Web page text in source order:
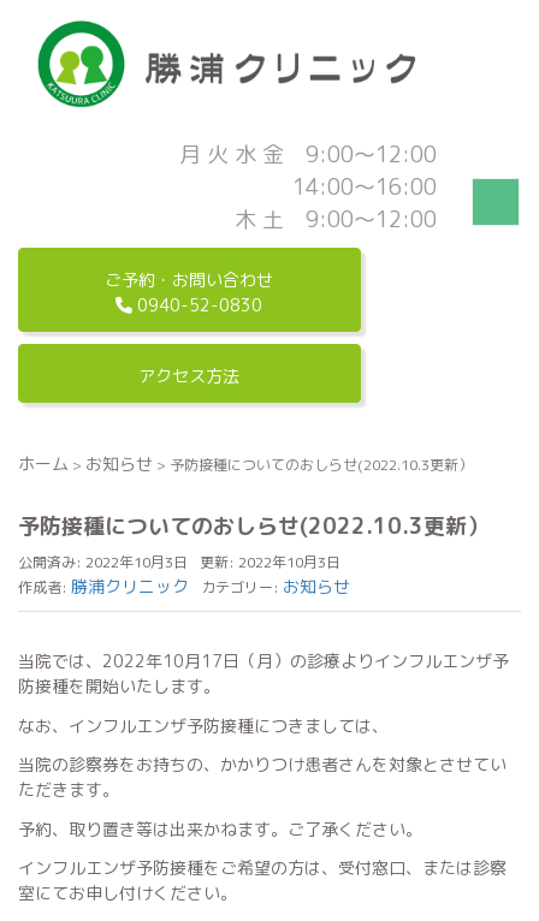
月 火 水 金 9:00～12:00
14:00～16:00
木 土 9:00～12:00
ご予約・お問い合わせ
0940-52-0830
アクセス方法
ホーム > お知らせ > 予防接種についてのおしらせ(2022.10.3更新）
予防接種についてのおしらせ(2022.10.3更新）
公開済み: 2022年10月3日
更新: 2022年10月3日
作成者: 勝浦クリニック カテゴリー: お知らせ
当院では、2022年10月17日（月）の診療よりインフルエンザ予
防接種を開始いたします。
なお、インフルエンザ予防接種につきましては、
当院の診察券をお持ちの、かかりつけ患者さんを対象とさせてい
ただきます。
予約、取り置き等は出来かねます。ご了承ください。
インフルエンザ予防接種をご希望の方は、受付窓口、または診察
室にてお申し付けください。